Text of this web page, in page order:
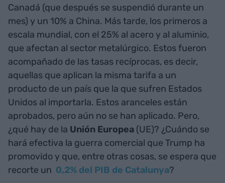
Canadá (que después se suspendió durante un
mes) y un 10% a China. Más tarde, los primeros a
escala mundial, con el 25% al acero y al aluminio,
que afectan al sector metalúrgico. Estos fueron
acompañado de las tasas recíprocas, es decir,
aquellas que aplican la misma tarifa a un
producto de un país que la que sufren Estados
Unidos al importarla. Estos aranceles están
aprobados, pero aún no se han aplicado. Pero,
¿qué hay de la Unión Europea (UE)? ¿Cuándo se
hará efectiva la guerra comercial que Trump ha
promovido y que, entre otras cosas, se espera que
recorte un 0,2% del PIB de Catalunya?